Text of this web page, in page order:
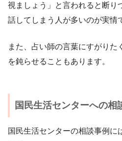
視ましょう」と言われると断り
話してしまう人が多いのが実情
また、占い師の言葉にすがりた
を鈍らせることもあります。
国民生活センターへの相
国民生活センターの相談事例に